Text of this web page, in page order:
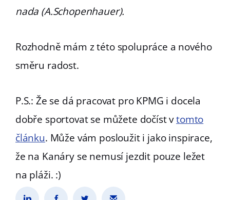
nada (A.Schopenhauer).
Rozhodně mám z této spolupráce a nového
směru radost.
P.S.: Že se dá pracovat pro KPMG i docela
dobře sportovat se můžete dočíst vtomto
článku. Může vám posloužit i jako inspirace,
že na Kanáry se nemusí jezdit pouze ležet
na pláži. :)